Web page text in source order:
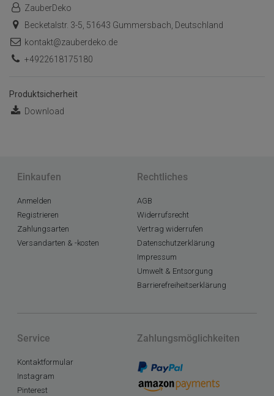
ZauberDeko
Becketalstr. 3-5, 51643 Gummersbach, Deutschland
kontakt@zauberdeko.de
+4922618175180
Produktsicherheit
Download
Einkaufen
Anmelden
Registrieren
Zahlungsarten
Versandarten & -kosten
Rechtliches
AGB
Widerrufsrecht
Vertrag widerrufen
Datenschutzerklärung
Impressum
Umwelt & Entsorgung
Barrierefreiheitserklärung
Service
Kontaktformular
Instagram
Pinterest
Zahlungsmöglichkeiten